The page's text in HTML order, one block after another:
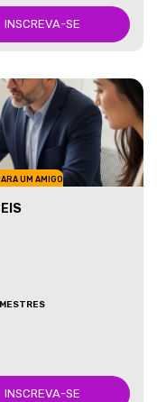
INSCREVA-SE
UM AMIGO
INSCREVA-SE